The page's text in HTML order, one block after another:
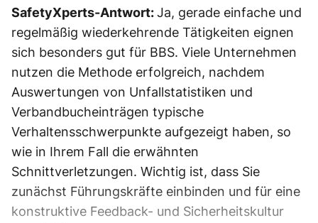
SafetyXperts-Antwort:Ja, gerade einfache und
regelmäßig wiederkehrende Tätigkeiten eignen
sich besonders gut für BBS. Viele Unternehmen
nutzen die Methode erfolgreich, nachdem
Auswertungen von Unfallstatistiken und
Verbandbucheinträgen typische
Verhaltensschwerpunkte aufgezeigt haben, so
wie in Ihrem Fall die erwähnten
Schnittverletzungen. Wichtig ist, dass Sie
zunächst Führungskräfte einbinden und für eine
konstruktive Feedback- und Sicherheitskultur